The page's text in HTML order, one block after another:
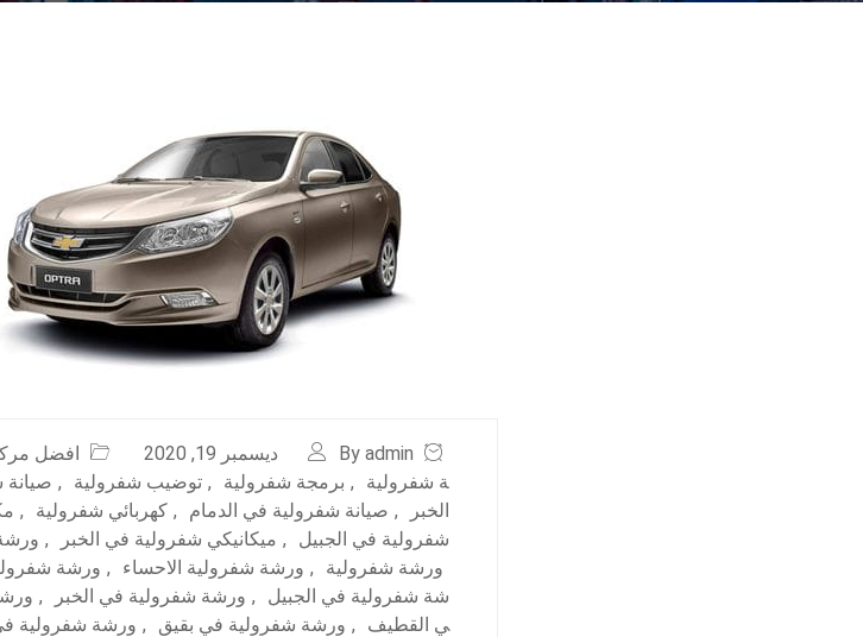
By admin ديسمبر 19, 2020 افضل
ة شفرولية
, برمجة شفرولية , توضيب شفرولية , صيانة
الخبر
, صيانة شفرولية في الدمام , كهربائي شفرولية ,
شفرولية في الجبيل
, ميكانيكي شفرولية في الخبر , ورشة
ورشة شفرولية
, ورشة شفرولية الاحساء , ورشة
شة شفرولية في الجبيل
, ورشة شفرولية في الخبر ,
ي القطيف
, ورشة شفرولية في بقيق , ورشة شفرولية